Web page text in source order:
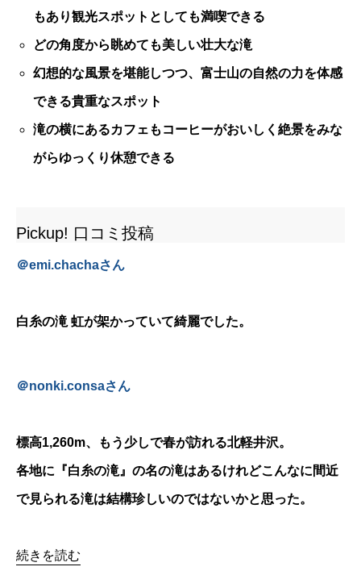
もあり観光スポットとしても満喫できる
どの角度から眺めても美しい壮大な滝
幻想的な風景を堪能しつつ、富士山の自然の力を体感
できる貴重なスポット
滝の横にあるカフェもコーヒーがおいしく絶景をみな
がらゆっくり休憩できる
Pickup! 口コミ投稿
＠emi.chachaさん
白糸の滝 虹が架かっていて綺麗でした。
＠nonki.consaさん
標高1,260m、もう少しで春が訪れる北軽井沢。
各地に『白糸の滝』の名の滝はあるけれどこんなに間近
で見られる滝は結構珍しいのではないかと思った。
続きを読む